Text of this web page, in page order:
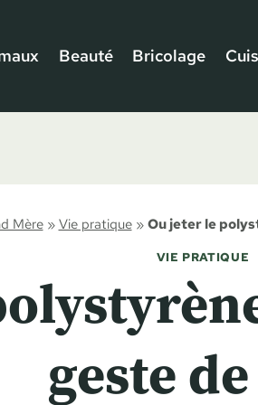
Beauté Bricolage
Mère»Vie pratique»Ou jeter le
VIE PRATIQUE
geste